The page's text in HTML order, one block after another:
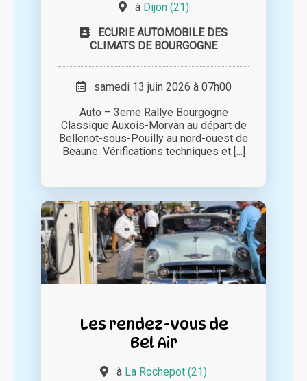
à Dijon (21)
ECURIE AUTOMOBILE DES
CLIMATS DE BOURGOGNE
samedi 13 juin 2026 à 07h00
Auto – 3eme Rallye Bourgogne
Classique Auxois-Morvan au départ de
Bellenot-sous-Pouilly au nord-ouest de
Beaune. Vérifications techniques et [...]
Les rendez-vous de
Bel Air
à La Rochepot (21)